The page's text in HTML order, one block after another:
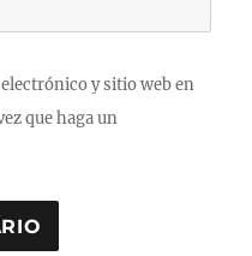
y sitio web en
que haga un